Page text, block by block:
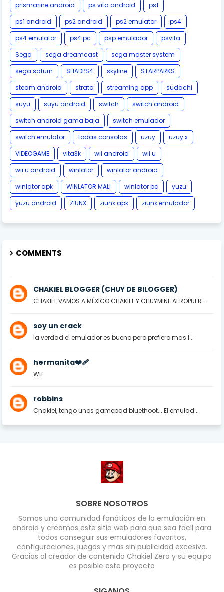
prismarine android
ps vita android
ps1
ps1 android
ps2 android ps2 emulator
ps4
ps4 emulator
ps4 pc psp emulador
psvita
Sega
sega dreamcast
sega master system
sega saturn
SHADPS4 skyline
STARPARKS
steam android
strato streaming app
sudachi
suyu
suyu android switch
switch android
switch android gama baja
switch emulador
switch emulator
todas consolas uzuy
uzuy x
VIDEOGAME
vita3k wii android
wii u
wii u android
winlator
winlator android
winlator apk
WINLATOR MALI winlator pc
yuzu
yuzu android
ZIUNX ziunx apk ziunx emulador
COMMENTS
CHAKIEL BLOGGER (CHUY DE BILOGGER)
CHAKIEL VAMOS A MÉXICO CHAKIEL Y CHUYMINE AEROPUER...
soy un crack
la verdad el emulador es bueno pero prefiero mas l...
hermanita❤️‍🩹
Wtf
robbins
Chakiel, tengo unos gamepad bluethoot... El emulad...
SOBRE NOSOTROS
Somos una comunidad fanáticos de la emulación en
android y creamos este sitio web para que sea facil para
todos conseguir sus emuladores favoritos,
configuraciones, juegos y mas sin publicidad excesiva.
Gracias al creador de contenido Chakiel Zero y su equipo
es posible este proyecto